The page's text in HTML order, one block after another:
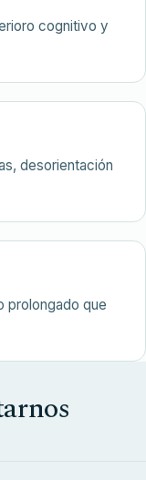
cognitivo y
desorientación
prolongado que